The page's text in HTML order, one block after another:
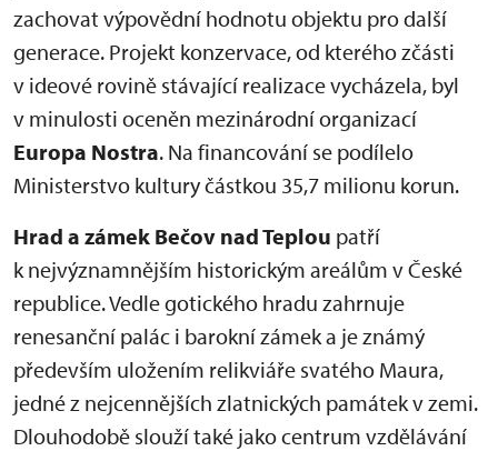
zachovat výpovědní hodnotu objektu pro další
generace. Projekt konzervace, od kterého zčásti
v ideové rovině stávající realizace vycházela, byl
v minulosti oceněn mezinárodní organizací
Europa Nostra. Na financování se podílelo
Ministerstvo kultury částkou 35,7 milionu korun.
Hrad a zámek Bečov nad Teplou patří
k nejvýznamnějším historickým areálům v České
republice. Vedle gotického hradu zahrnuje
renesanční palác i barokní zámek a je známý
především uložením relikviáře svatého Maura,
jedné z nejcennějších zlatnických památek v zemi.
Dlouhodobě slouží také jako centrum vzdělávání